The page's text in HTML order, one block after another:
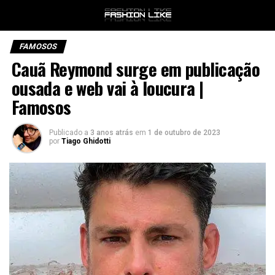
FAMOSOS
Cauã Reymond surge em publicação
ousada e web vai à loucura |
Famosos
Publicado a 3 anos atrás em 1 de outubro de 2023
por Tiago Ghidotti